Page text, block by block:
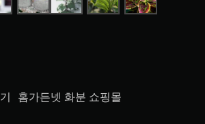
홈가든넷 화분 쇼핑몰